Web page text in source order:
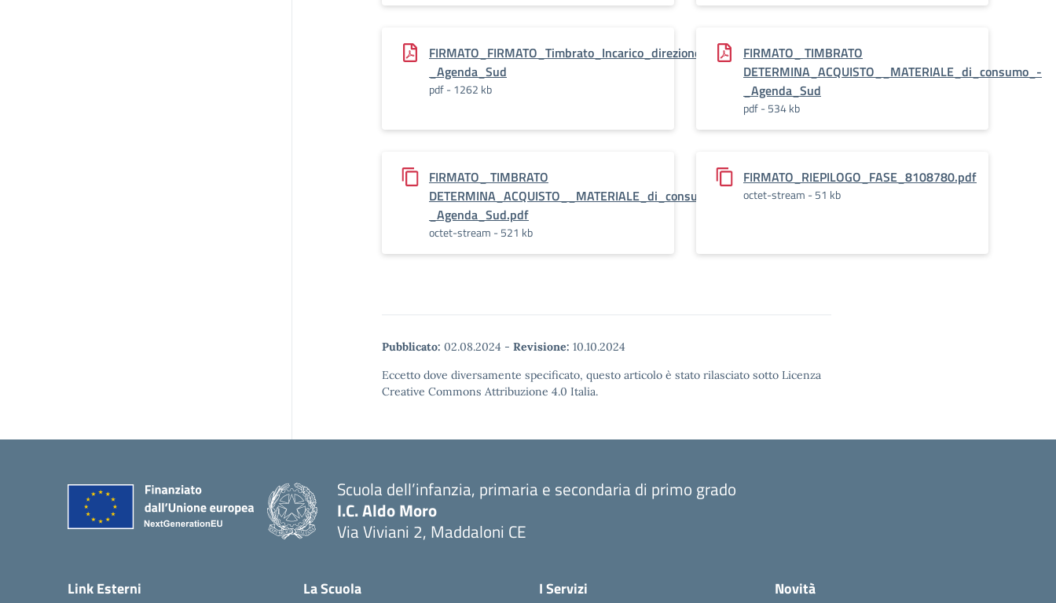
FIRMATO_FIRMATO_Timbrato_Incarico_direzione_amministrativa_DSGA_-
_Agenda_Sud
pdf - 1262 kb
FIRMATO_ TIMBRATO
DETERMINA_ACQUISTO__MATERIALE_di_consumo_-
_Agenda_Sud
pdf - 534 kb
FIRMATO_ TIMBRATO
DETERMINA_ACQUISTO__MATERIALE_di_consumo_-
_Agenda_Sud.pdf
octet-stream - 521 kb
FIRMATO_RIEPILOGO_FASE_8108780.pdf
octet-stream - 51 kb
Pubblicato: 02.08.2024 - Revisione: 10.10.2024
Eccetto dove diversamente specificato, questo articolo è stato rilasciato sotto Licenza
Creative Commons Attribuzione 4.0 Italia.
Scuola dell’infanzia, primaria e secondaria di primo grado
I.C. Aldo Moro
Via Viviani 2, Maddaloni CE
Link Esterni La Scuola I Servizi Novità